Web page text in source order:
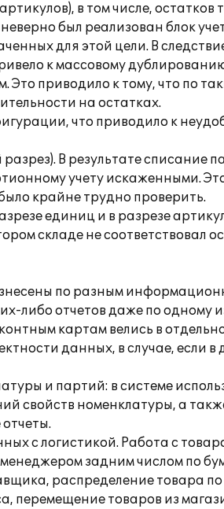
в том числе, остатков
был реализован блок
для этой цели. В
к массовому
приводило к тому, что по
на остатках.
что приводило к
В результате списание
учету искаженными.
крайне трудно проверить.
единиц и в разрезе
складе не соответствовал
по разным
либо отчетов даже по одному
картам велись в
данных, в случае, если
и партий: в системе
свойств номенклатуры, а
с логистикой. Работа с
задним числом по
распределение товара
перемещение товаров из